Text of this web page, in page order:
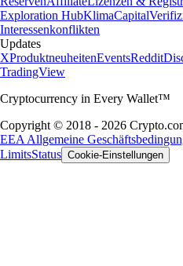
Exploration HubKlimaCapital
Interessenkonflikten
Updates
XProduktneuheitenEventsReddit
TradingView
Cryptocurrency in Every Wallet™
Copyright © 2018 - 2026
EEA Allgemeine
LimitsStatus Cookie-Einstellungen